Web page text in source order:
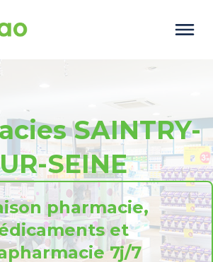
SAINTRY-
SEINE
pharmacie,
et
7j/7